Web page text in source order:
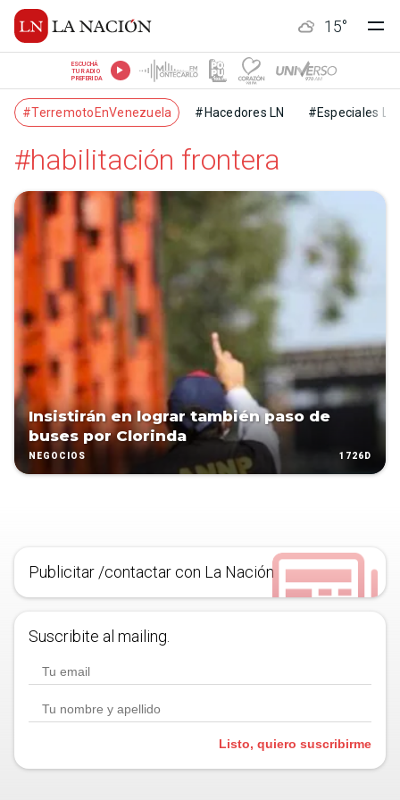
15°
ESCUCHÁ
TU RADIO
PREFERIDA
#TerremotoEnVenezuela #Hacedores LN #Especiales LN
#habilitación frontera
Insistirán en lograr también paso de
buses por Clorinda
NEGOCIOS 1726D
Publicitar /contactar con La Nación
Suscribite al mailing.
Listo, quiero suscribirme